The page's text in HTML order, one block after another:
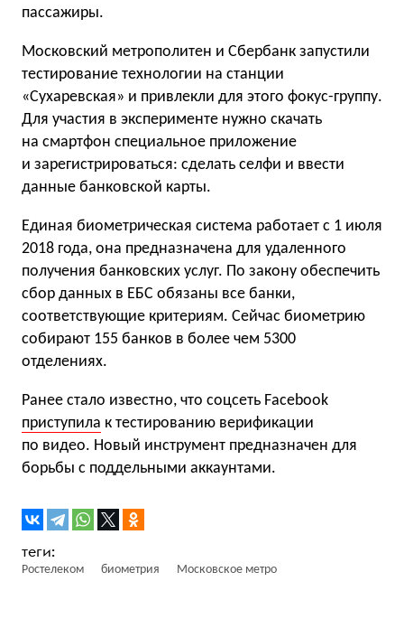
пассажиры.
Московский метрополитен и Сбербанк запустили
тестирование технологии на станции
«Сухаревская» и привлекли для этого фокус-группу.
Для участия в эксперименте нужно скачать
на смартфон специальное приложение
и зарегистрироваться: сделать селфи и ввести
данные банковской карты.
Единая биометрическая система работает с 1 июля
2018 года, она предназначена для удаленного
получения банковских услуг. По закону обеспечить
сбор данных в ЕБС обязаны все банки,
соответствующие критериям. Сейчас биометрию
собирают 155 банков в более чем 5300
отделениях.
Ранее стало известно, что соцсеть Facebook
приступила к тестированию верификации
по видео. Новый инструмент предназначен для
борьбы с поддельными аккаунтами.
Ростелеком биометрия Московское метро